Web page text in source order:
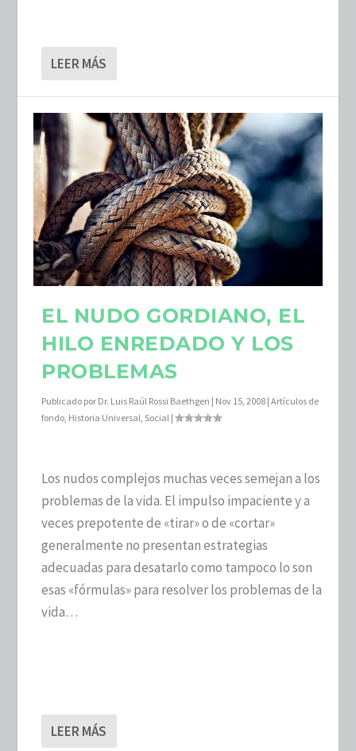
LEER MÁS
EL NUDO GORDIANO, EL
HILO ENREDADO Y LOS
PROBLEMAS
Publicado por Dr. Luis Raúl Rossi Baethgen | Nov 15, 2008 |Artículos de
fondo, Historia Universal, Social |
Los nudos complejos muchas veces semejan a los
problemas de la vida. El impulso impaciente y a
veces prepotente de «tirar» o de «cortar»
generalmente no presentan estrategias
adecuadas para desatarlo como tampoco lo son
esas «fórmulas» para resolver los problemas de la
vida…
LEER MÁS